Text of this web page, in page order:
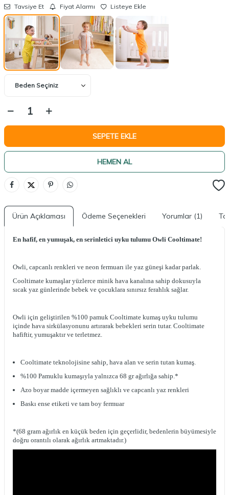
Tavsiye Et Fiyat Alarmı Listeye Ekle
SEPETE EKLE
HEMEN AL
Ürün Açıklaması Ödeme Seçenekleri Yorumlar (1)
En hafif, en yumuşak, en serinletici uyku tulumu Owli Cooltimate!
Owli, capcanlı renkleri ve neon fermuarı ile yaz güneşi kadar parlak.
Cooltimate kumaşlar yüzlerce minik hava kanalına sahip dokusuyla
sıcak yaz günlerinde bebek ve çocuklara sınırsız ferahlık sağlar.
Owli için geliştirilen %100 pamuk Cooltimate kumaş uyku tulumu
içinde hava sirkülasyonunu artırarak bebekleri serin tutar. Cooltimate
hafiftir, yumuşaktır ve terletmez.
Cooltimate teknolojisine sahip, hava alan ve serin tutan kumaş.
%100 Pamuklu kumaşıyla yalnızca 68 gr ağırlığa sahip.*
Azo boyar madde içermeyen sağlıklı ve capcanlı yaz renkleri
Baskı ense etiketi ve tam boy fermuar
*(68 gram ağırlık en küçük beden için geçerlidir, bedenlerin büyümesiyle
doğru orantılı olarak ağırlık artmaktadır.)